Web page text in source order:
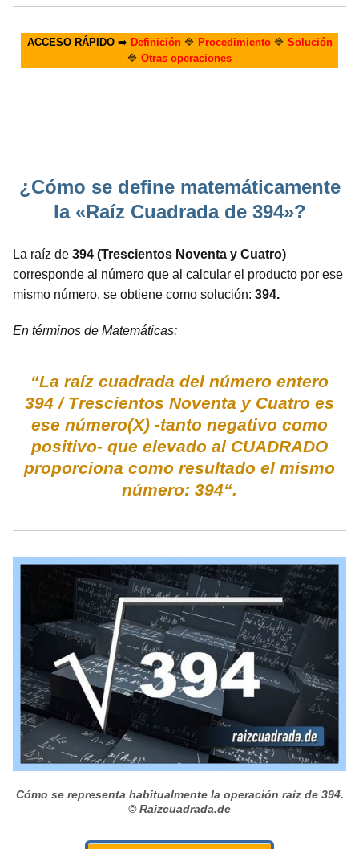
ACCESO RÁPIDO➡️ Definición🔷 Procedimiento🔷 Solución
🔷 Otras operaciones
¿Cómo se define matemáticamente
la «Raíz Cuadrada de 394»?
La raíz de 394 (Trescientos Noventa y Cuatro)
corresponde al número que al calcular el producto por ese
mismo número, se obtiene como solución: 394.
En términos de Matemáticas:
“La raíz cuadrada del número entero
394 / Trescientos Noventa y Cuatro es
ese número(X) -tanto negativo como
positivo- que elevado al CUADRADO
proporciona como resultado el mismo
número: 394“.
Cómo se representa habitualmente la operación raíz de 394.
© Raizcuadrada.de